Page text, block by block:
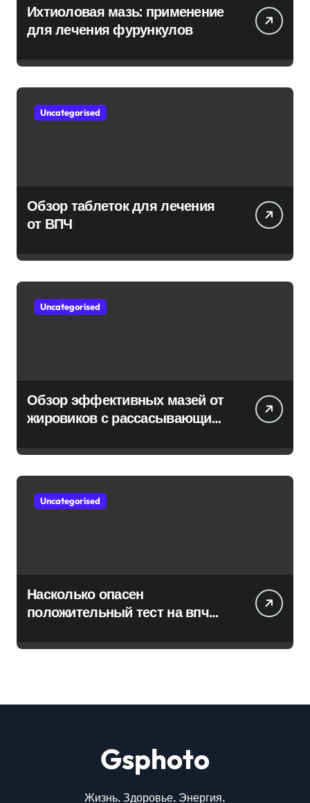
Ихтиоловая мазь: применение
для лечения фурункулов
Uncategorised
Обзор таблеток для лечения
от ВПЧ
Uncategorised
Обзор эффективных мазей от
жировиков с рассасывающим
Uncategorised
Насколько опасен
положительный тест на впч
Gsphoto
Жизнь. Здоровье. Энергия.